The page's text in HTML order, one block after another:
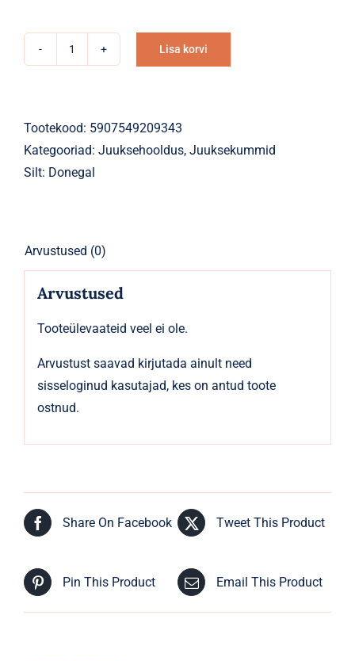
laiem
kumm
6
Lisa korvi
Alternative:
Tootekood: 5907549209343
Kategooriad: Juuksehooldus, Juuksekummid
Silt: Donegal
Arvustused (0)
Arvustused
Tooteülevaateid veel ei ole.
Arvustust saavad kirjutada ainult need
sisseloginud kasutajad, kes on antud toote
ostnud.
Share On Facebook Tweet This Product
Pin This Product Email This Product